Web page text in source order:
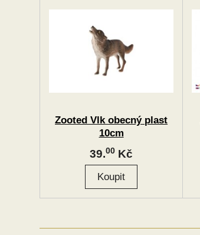
Zooted Vlk obecný plast
10cm
39.00 Kč